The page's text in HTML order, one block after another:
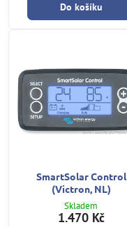
Do košíku
SmartSolar Control
(Victron, NL)
Skladem
1.470 Kč